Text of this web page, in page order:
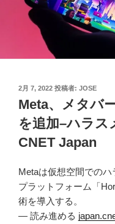
投
稿
日:
2月 7, 2022 投稿者: JOSE
Meta、メタバ
を追加–ハラス
CNET Japan
Metaは仮想空間での
プラットフォーム「
術を導入する。
— 読み進める